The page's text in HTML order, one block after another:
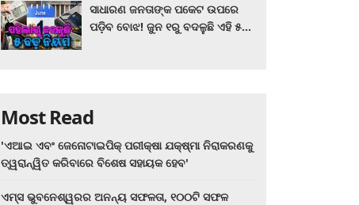
ସାଧାରଣ ଜନତାଙ୍କ ପକେଟ ଉପରେ
ପଡ଼ିବ ବୋଝ! ଜୁନ ୧ରୁ ବଦଳୁଛି ଏହି ୫
Most Read
'ଏଆଇ ଏବଂ ଜେନୋଟାଇପିକ୍ ପରୀକ୍ଷା ଯକ୍ଷ୍ମା ନିରାକରଣକୁ
ତ୍ୱରାନ୍ୱିତ କରିବାରେ ବିଶେଷ ସହାୟକ ହେବ'
ଏମ୍ସ ଭୁବନେଶ୍ୱରର ଅନନ୍ୟ ସଫଳତା, ୧୦୦ଟି ସଫଳ